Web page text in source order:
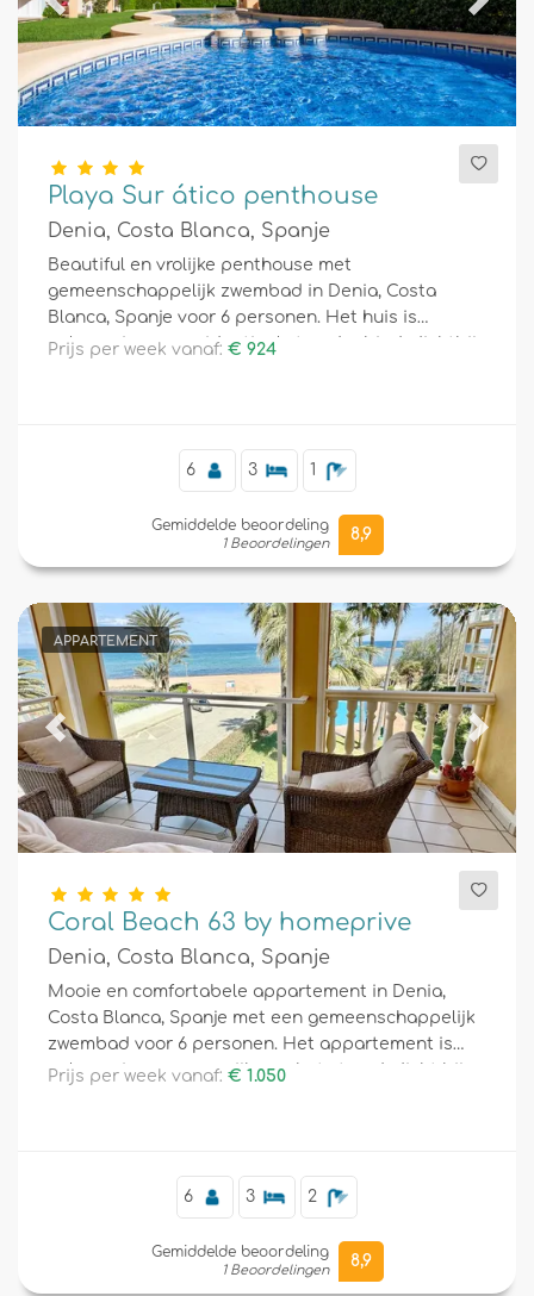
Previous Next
Playa Sur ático penthouse
Denia, Costa Blanca, Spanje
Beautiful en vrolijke penthouse met
gemeenschappelijk zwembad in Denia, Costa
Blanca, Spanje voor 6 personen. Het huis is
gelegen in een residentieel strandgebied, dichtbij
Prijs per week vanaf: € 924
6 3 1
Gemiddelde beoordeling
1 Beoordelingen
8,9
APPARTEMENT
Previous Next
Coral Beach 63 by homeprive
Denia, Costa Blanca, Spanje
Mooie en comfortabele appartement in Denia,
Costa Blanca, Spanje met een gemeenschappelijk
zwembad voor 6 personen. Het appartement is
gelegen in een woonwijk aan het strand, dicht bij
Prijs per week vanaf: € 1.050
6 3 2
Gemiddelde beoordeling
1 Beoordelingen
8,9